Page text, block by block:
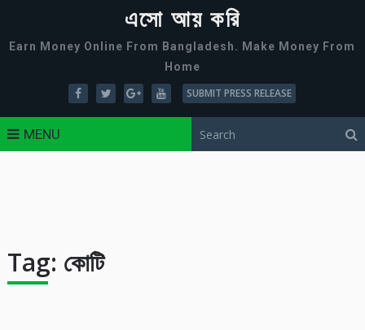
এসো আয় করি
Earn Money Online From Bangladesh. Make Money From
Home
SUBMIT PRESS RELEASE
MENU
Tag: কোটি